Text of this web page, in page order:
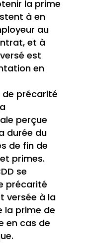
la prime
à en
au
et à
est
en
précarité
perçue
durée du
de fin de
primes.
se
précarité
versée à la
la prime de
en cas de